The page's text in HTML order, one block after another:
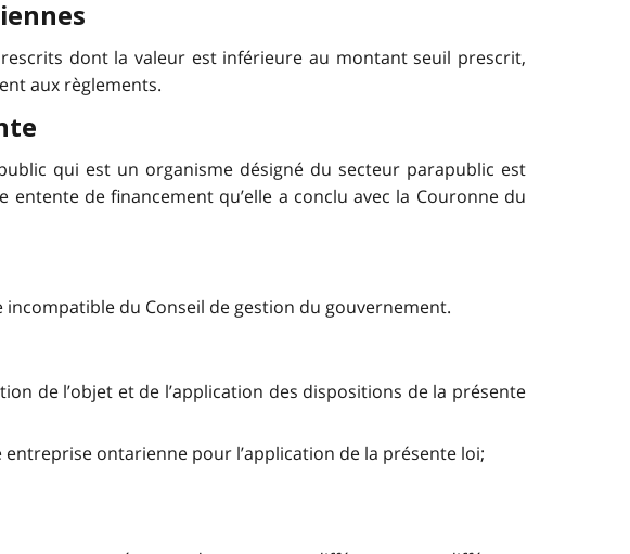
dont la valeur est inférieure au montant seuil prescrit,
aux règlements.
qui est un organisme désigné du secteur parapublic est
de financement qu’elle a conclu avec la Couronne du
du Conseil de gestion du gouvernement.
de l’objet et de l’application des dispositions de la présente
ontarienne pour l’application de la présente loi;